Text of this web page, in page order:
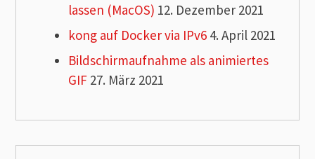
lassen (MacOS) 12. Dezember 2021
kong auf Docker via IPv6 4. April 2021
Bildschirmaufnahme als animiertes
GIF 27. März 2021